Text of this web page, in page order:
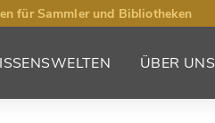
für Sammler und Bibliotheken
ÜBER UNS